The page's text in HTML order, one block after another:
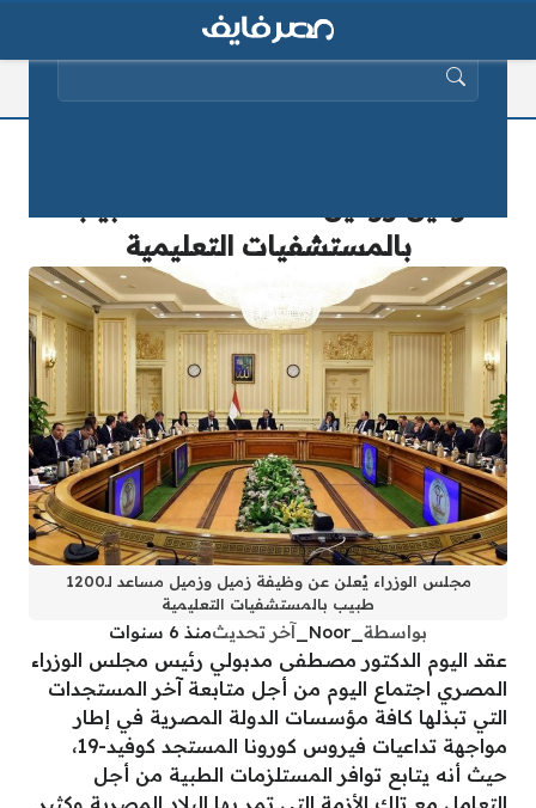
بالمستشفيات التعليمية
مجلس الوزراء يُعلن عن وظيفة زميل وزميل مساعد لـ1200
طبيب بالمستشفيات التعليمية
بواسطة آخر تحديثمنذ 6 سنوات
عقد اليوم الدكتور مصطفى مدبولي رئيس مجلس الوزراء
المصري اجتماع اليوم من أجل متابعة آخر المستجدات
التي تبذلها كافة مؤسسات الدولة المصرية في إطار
مواجهة تداعيات فيروس كورونا المستجد كوفيد-19،
حيث أنه يتابع توافر المستلزمات الطبية من أجل
البحث عن: